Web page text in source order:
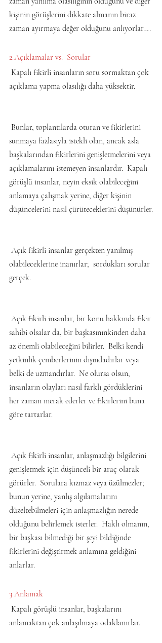
kişinin görüşlerini dikkate almanın biraz
zaman ayırmaya değer olduğunu anlıyorlar….
2.Açıklamalar vs.  Sorular
açıklama yapma olasılığı daha yüksektir.
sunmaya fazlasıyla istekli olan, ancak asla
başkalarından fikirlerini genişletmelerini veya
açıklamalarını istemeyen insanlardır.  Kapalı
görüşlü insanlar, neyin eksik olabileceğini
anlamaya çalışmak yerine, diğer kişinin
düşüncelerini nasıl çürüteceklerini düşünürler.
olabileceklerine inanırlar;  sordukları sorular
gerçek.
sahibi olsalar da, bir başkasınınkinden daha
az önemli olabileceğini bilirler.  Belki kendi
yetkinlik çemberlerinin dışındadırlar veya
belki de uzmandırlar.  Ne olursa olsun,
insanların olayları nasıl farklı gördüklerini
her zaman merak ederler ve fikirlerini buna
göre tartarlar.
genişletmek için düşünceli bir araç olarak
görürler.  Sorulara kızmaz veya üzülmezler;
bunun yerine, yanlış algılamalarını
düzeltebilmeleri için anlaşmazlığın nerede
olduğunu belirlemek isterler.  Haklı olmanın,
bir başkası bilmediği bir şeyi bildiğinde
fikirlerini değiştirmek anlamına geldiğini
anlarlar.
3.Anlamak
anlamaktan çok anlaşılmaya odaklanırlar.